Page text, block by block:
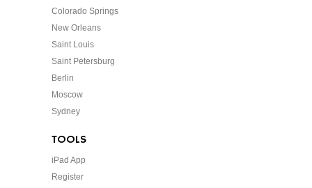
Colorado Springs
New Orleans
Saint Louis
Saint Petersburg
Berlin
Moscow
Sydney
TOOLS
iPad App
Register